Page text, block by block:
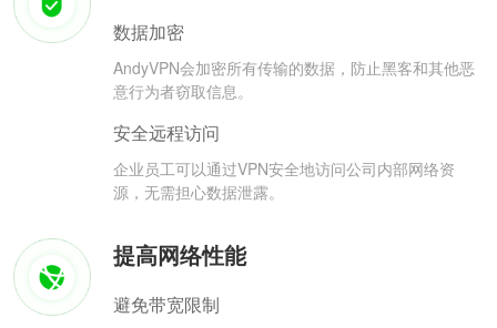
数据加密
AndyVPN会加密所有传输的数据，防止黑客和其他恶
意行为者窃取信息。
安全远程访问
企业员工可以通过VPN安全地访问公司内部网络资
源，无需担心数据泄露。
提高网络性能
避免带宽限制